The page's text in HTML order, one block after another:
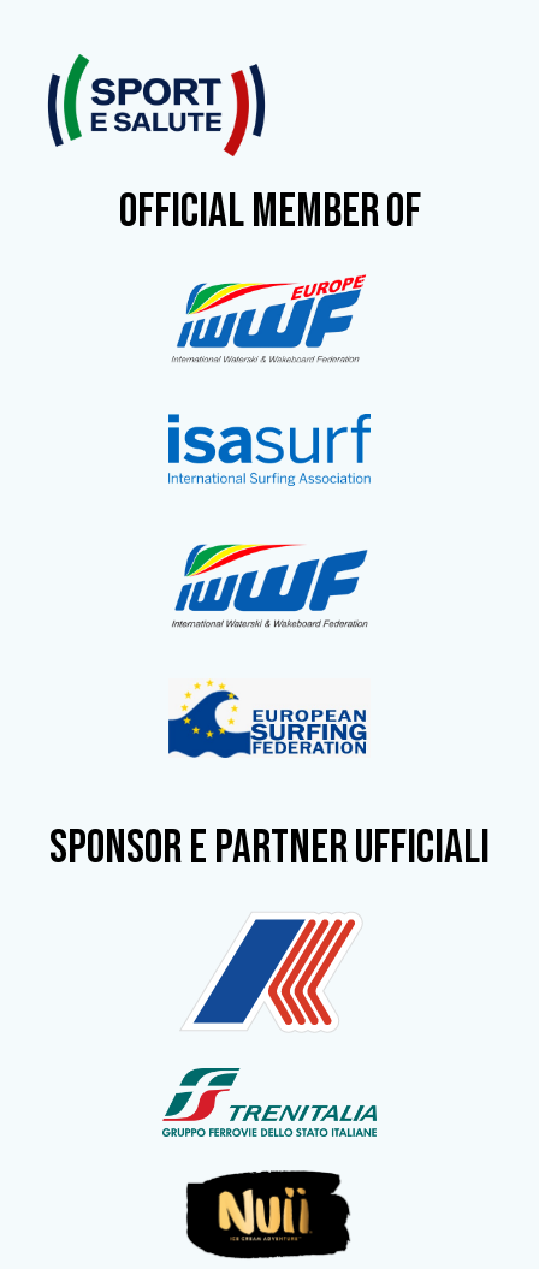
OFFICIAL MEMBER OF
SPONSOR e partner ufficiali